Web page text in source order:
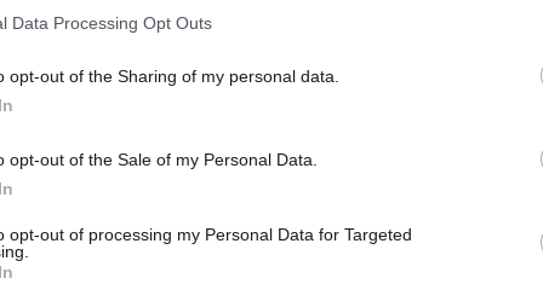
Data Processing Opt Outs
opt-out of the Sharing of my personal data.
opt-out of the Sale of my Personal Data.
opt-out of processing my Personal Data for Targeted
del Tg satirico, c'è la volontà di
persona si possano raggiungere
Per questo motivo molti degli
Morello, Stefania Petyx con il suo
volutamente caricaturali».
Trump, Meloni e la strategia